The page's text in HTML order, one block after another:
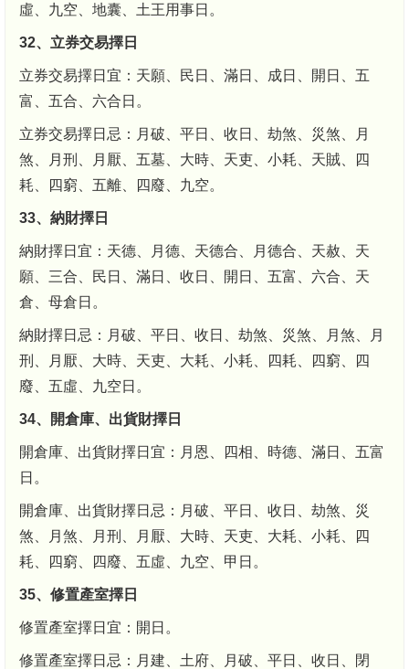
虛、九空、地囊、土王用事日。
32、立券交易擇日
立券交易擇日宜：天願、民日、滿日、成日、開日、五
富、五合、六合日。
立券交易擇日忌：月破、平日、收日、劫煞、災煞、月
煞、月刑、月厭、五墓、大時、天吏、小耗、天賊、四
耗、四窮、五離、四廢、九空。
33、納財擇日
納財擇日宜：天德、月德、天德合、月德合、天赦、天
願、三合、民日、滿日、收日、開日、五富、六合、天
倉、母倉日。
納財擇日忌：月破、平日、收日、劫煞、災煞、月煞、月
刑、月厭、大時、天吏、大耗、小耗、四耗、四窮、四
廢、五虛、九空日。
34、開倉庫、出貨財擇日
開倉庫、出貨財擇日宜：月恩、四相、時德、滿日、五富
日。
開倉庫、出貨財擇日忌：月破、平日、收日、劫煞、災
煞、月煞、月刑、月厭、大時、天吏、大耗、小耗、四
耗、四窮、四廢、五虛、九空、甲日。
35、修置產室擇日
修置產室擇日宜：開日。
修置產室擇日忌：月建、土府、月破、平日、收日、閉